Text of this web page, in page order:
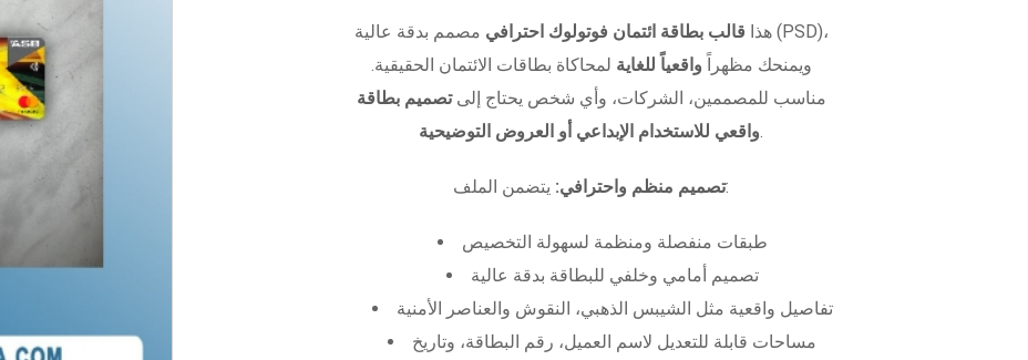
هذا قالب بطاقة ائتمان فوتولوك احترافي مصمم بدقة عالية (PSD)،
ويمنحك مظهراً واقعياً للغاية لمحاكاة بطاقات الائتمان الحقيقية.
مناسب للمصممين، الشركات، وأي شخص يحتاج إلىتصميم بطاقة
واقعي للاستخدام الإبداعي أو العروض التوضيحية.
تصميم منظم واحترافي:يتضمن الملف:
طبقات منفصلة ومنظمة لسهولة التخصيص
تصميم أمامي وخلفي للبطاقة بدقة عالية
تفاصيل واقعية مثل الشيبس الذهبي، النقوش والعناصر الأمنية
مساحات قابلة للتعديل لاسم العميل، رقم البطاقة، وتاريخ